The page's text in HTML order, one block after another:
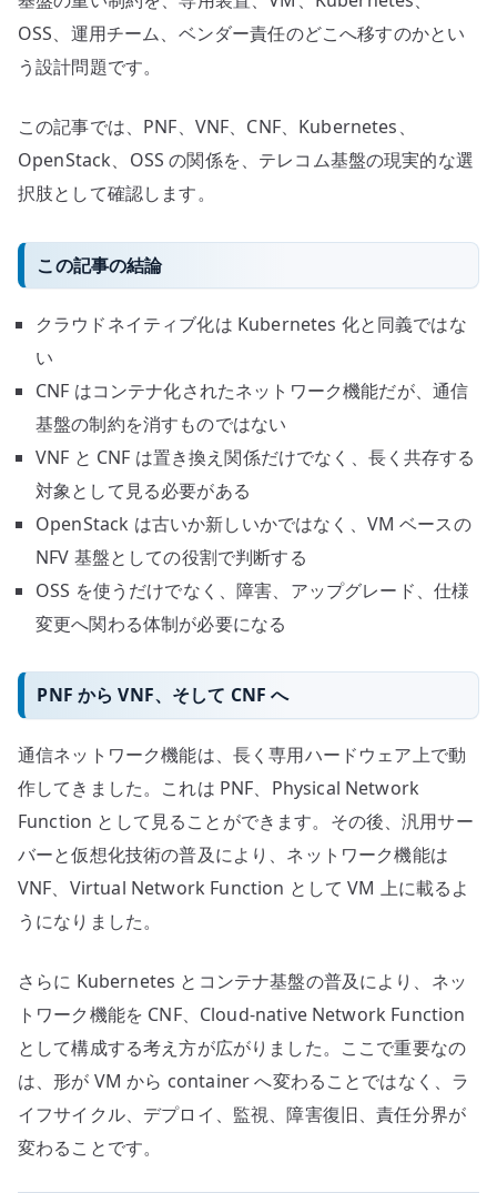
基
盤
の
OSS、運用チーム、ベンダー責任のどこへ移すのかとい
う設計問題です。
この記事では、PNF、VNF、CNF、Kubernetes、
OpenStack、OSS の関係を、テレコム基盤の現実的な選
択肢として確認します。
この記事の結論
クラウドネイティブ化は Kubernetes 化と同義ではな
い
CNF はコンテナ化されたネットワーク機能だが、通信
基盤の制約を消すものではない
VNF と CNF は置き換え関係だけでなく、長く共存する
対象として見る必要がある
OpenStack は古いか新しいかではなく、VM ベースの
NFV 基盤としての役割で判断する
OSS を使うだけでなく、障害、アップグレード、仕様
変更へ関わる体制が必要になる
PNF から VNF、そして CNF へ
通信ネットワーク機能は、長く専用ハードウェア上で動
作してきました。これは PNF、Physical Network
Function として見ることができます。その後、汎用サー
バーと仮想化技術の普及により、ネットワーク機能は
VNF、Virtual Network Function として VM 上に載るよ
うになりました。
さらに Kubernetes とコンテナ基盤の普及により、ネッ
トワーク機能を CNF、Cloud-native Network Function
として構成する考え方が広がりました。ここで重要なの
は、形が VM から container へ変わることではなく、ラ
イフサイクル、デプロイ、監視、障害復旧、責任分界が
変わることです。